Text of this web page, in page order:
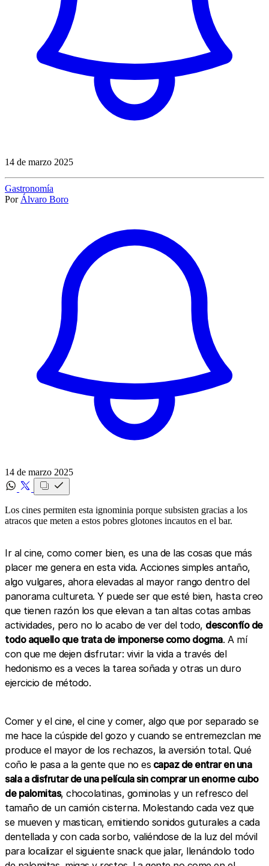
14 de marzo 2025
Gastronomía
Por Álvaro Boro
14 de marzo 2025
Los cines permiten esta ignominia porque subsisten gracias a los
atracos que meten a estos pobres glotones incautos en el bar.
Ir al cine, como comer bien, es una de las cosas que más
placer me genera en esta vida. Acciones simples antaño,
algo vulgares, ahora elevadas al mayor rango dentro del
panorama cultureta. Y puede ser que esté bien, hasta creo
que tienen razón los que elevan a tan altas cotas ambas
actividades, pero no lo acabo de ver del todo, desconfío de
todo aquello que trata de imponerse como dogma. A mí
con que me dejen disfrutar: vivir la vida a través del
hedonismo es a veces la tarea soñada y otras un duro
ejercicio de método.
Comer y el cine, el cine y comer, algo que por separado se
me hace la cúspide del gozo y cuando se entremezclan me
produce el mayor de los rechazos, la aversión total. Qué
coño le pasa a la gente que no es capaz de entrar en una
sala a disfrutar de una película sin comprar un enorme cubo
de palomitas, chocolatinas, gominolas y un refresco del
tamaño de un camión cisterna. Molestando cada vez que
se mueven y mastican, emitiendo sonidos guturales a cada
dentellada y con cada sorbo, valiéndose de la luz del móvil
para localizar el siguiente snack que jalar, llenándolo todo